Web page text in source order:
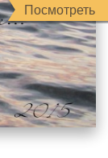
Посмотреть